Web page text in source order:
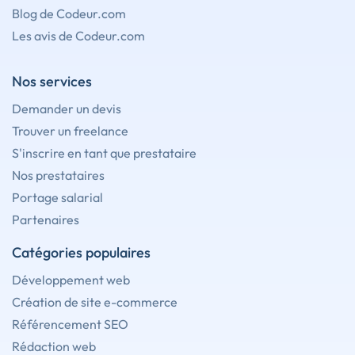
Blog de Codeur.com
Les avis de Codeur.com
Nos services
Demander un devis
Trouver un freelance
S'inscrire en tant que prestataire
Nos prestataires
Portage salarial
Partenaires
Catégories populaires
Développement web
Création de site e-commerce
Référencement SEO
Rédaction web